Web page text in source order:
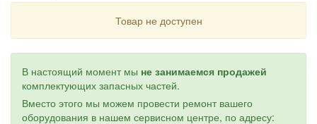
Товар не доступен
В настоящий момент мы не занимаемся продажей
комплектующих запасных частей.
Вместо этого мы можем провести ремонт вашего
оборудования в нашем сервисном центре, по адресу: